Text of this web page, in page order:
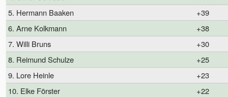
5. Hermann Baaken
+39
6. Arne Kolkmann
+38
7. Willi Bruns
+30
8. Reimund Schulze
+25
9. Lore Heinle
+23
10. Elke Förster
+22